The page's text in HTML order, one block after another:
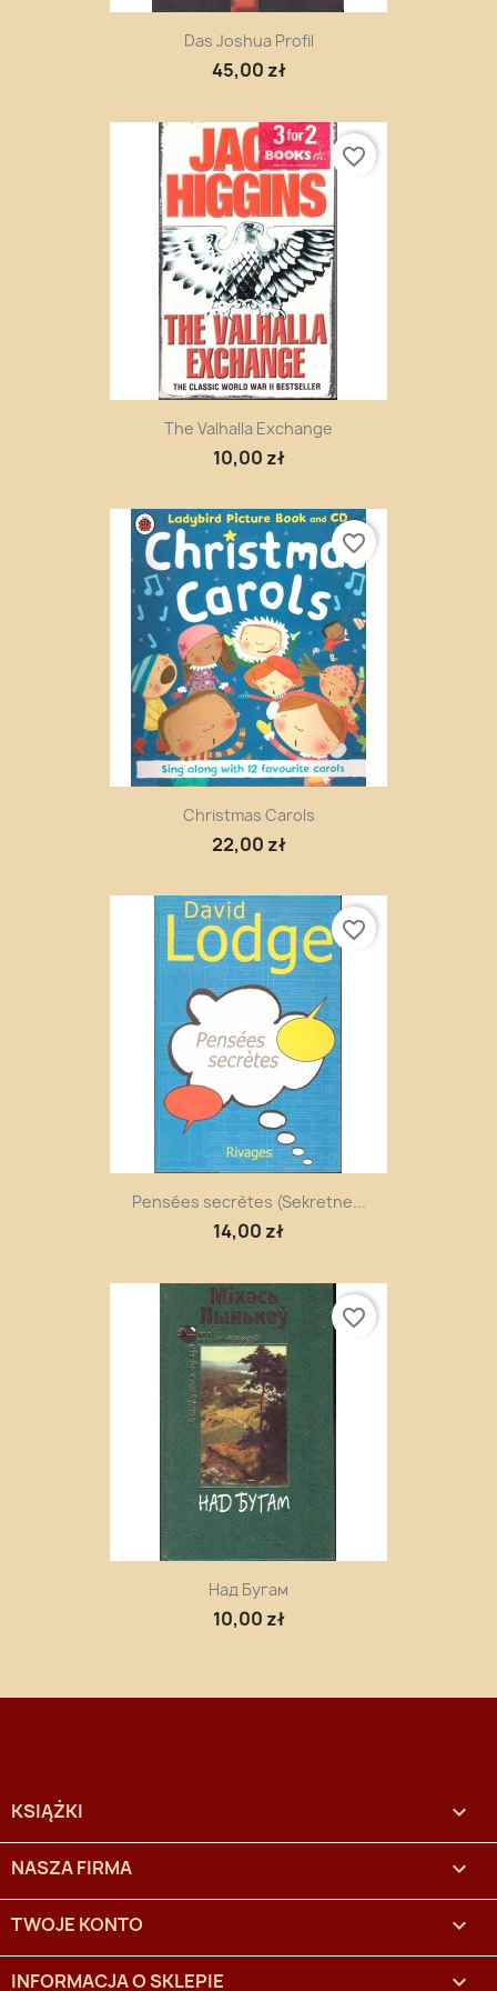
Das Joshua Profil
45,00 zł
The Valhalla Exchange
10,00 zł
favorite_border
Christmas Carols
22,00 zł
favorite_border
Pensées secrètes (Sekretne...
14,00 zł
favorite_border
Над Бугам
10,00 zł
favorite_border
KSIĄŻKI 
NASZA FIRMA 
TWOJE KONTO 
INFORMACJA O SKLEPIE keyboard_arrow_down